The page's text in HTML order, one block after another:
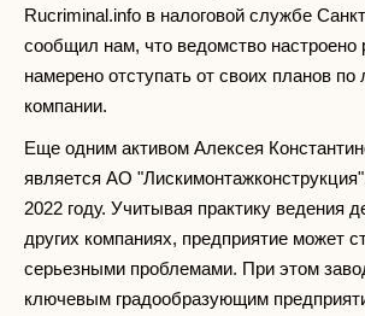
Rucriminal.info в налоговой службе
сообщил нам, что ведомство настроено
намерено отступать от своих планов по
компании.
Еще одним активом Алексея
является АО
2022 году. Учитывая практику ведения
других компаниях, предприятие может
серьезными проблемами. При этом
ключевым градообразующим